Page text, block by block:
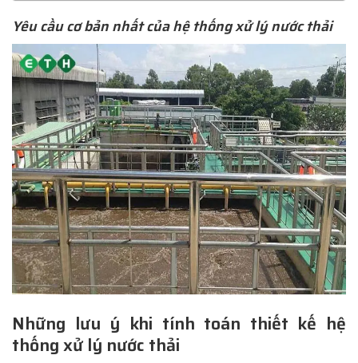
Yêu cầu cơ bản nhất của hệ thống xử lý nước thải
Những lưu ý khi tính toán thiết kế hệ
thống xử lý nước thải